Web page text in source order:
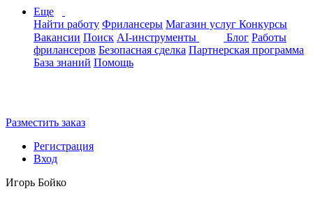
Еще
Найти работу Фрилансеры Магазин услуг Конкурсы
Вакансии Поиск AI-инструменты Блог Работы
фрилансеров Безопасная сделка Партнерская программа
База знаний Помощь
Разместить заказ
Регистрация
Вход
Игорь Бойко